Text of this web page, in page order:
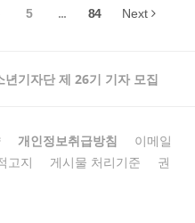
5 ... 84 Next
기자단 제 26기 기자 모집
개인정보취급방침
이메일
고지 게시물 처리기준
권